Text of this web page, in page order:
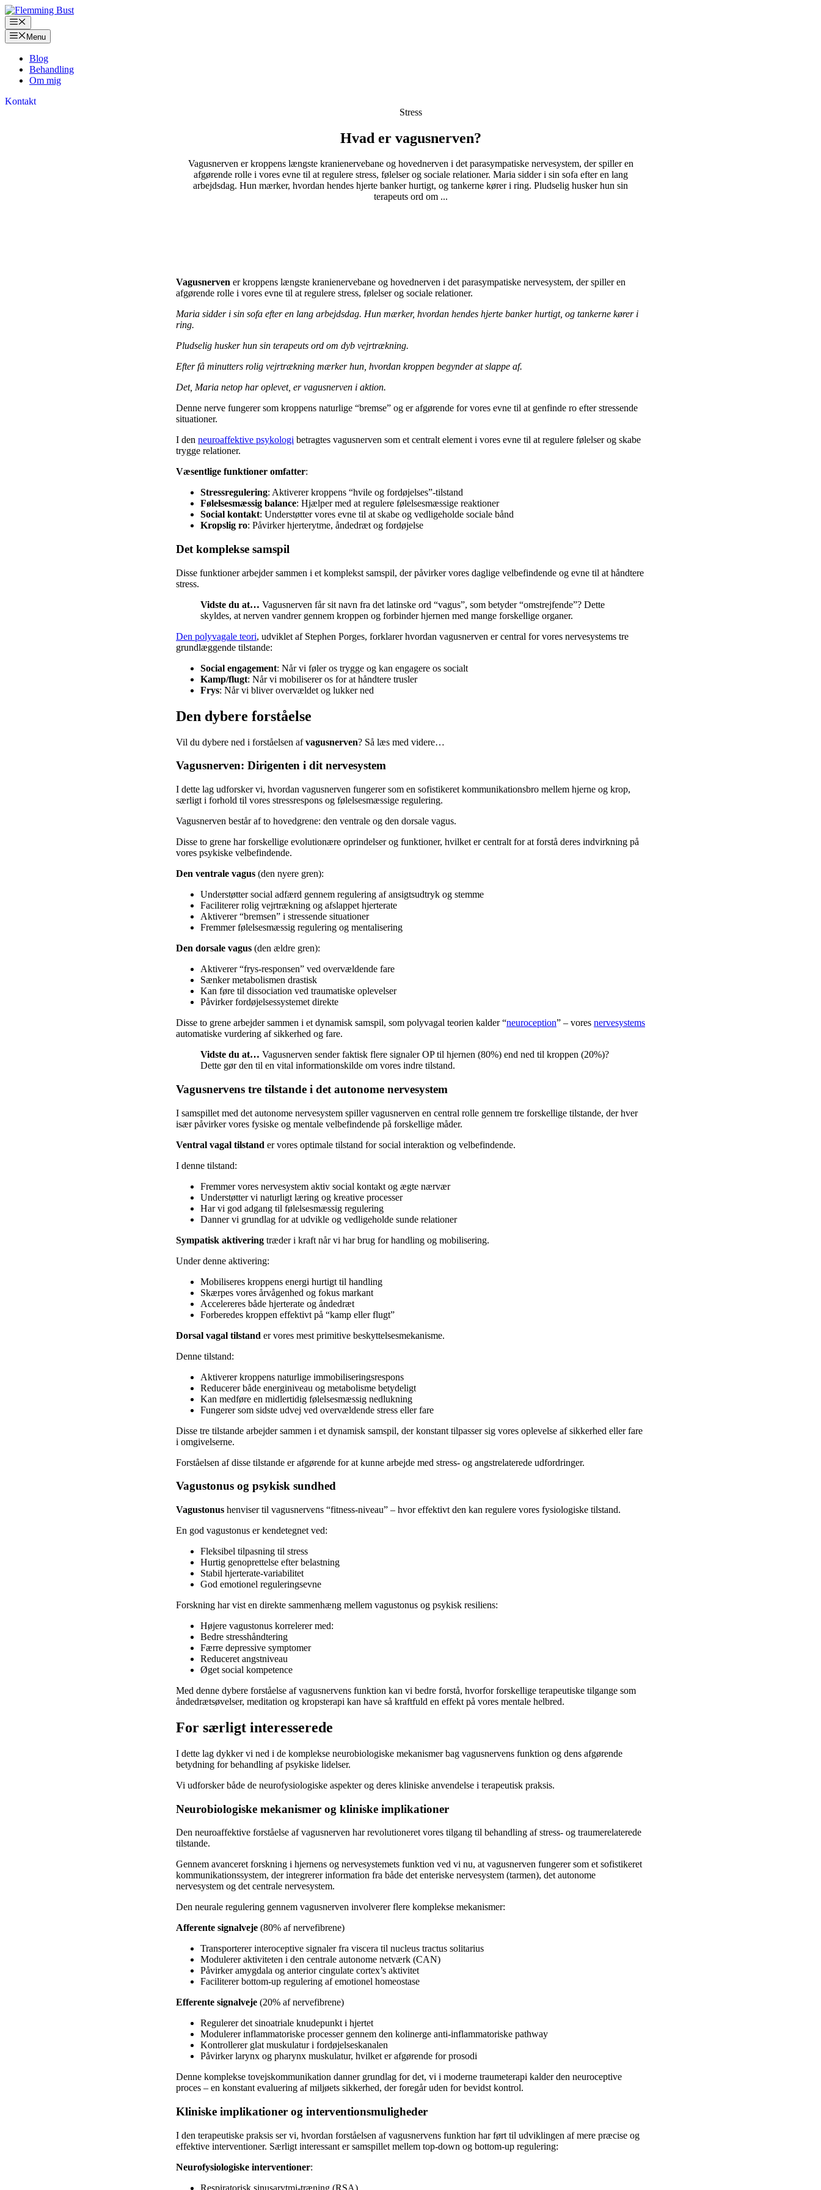
Hop
til
indhold
Menu
Menu
Blog
Behandling
Om mig
Kontakt
Stress
Hvad er vagusnerven?
Vagusnerven er kroppens længste kranienervebane og hovednerven i det parasympatiske nervesystem, der spiller en
afgørende rolle i vores evne til at regulere stress, følelser og sociale relationer. Maria sidder i sin sofa efter en lang
arbejdsdag. Hun mærker, hvordan hendes hjerte banker hurtigt, og tankerne kører i ring. Pludselig husker hun sin
terapeuts ord om ...
Vagusnerven er kroppens længste kranienervebane og hovednerven i det parasympatiske nervesystem, der spiller en
afgørende rolle i vores evne til at regulere stress, følelser og sociale relationer.
Maria sidder i sin sofa efter en lang arbejdsdag. Hun mærker, hvordan hendes hjerte banker hurtigt, og tankerne kører i
ring.
Pludselig husker hun sin terapeuts ord om dyb vejrtrækning.
Efter få minutters rolig vejrtrækning mærker hun, hvordan kroppen begynder at slappe af.
Det, Maria netop har oplevet, er vagusnerven i aktion.
Denne nerve fungerer som kroppens naturlige “bremse” og er afgørende for vores evne til at genfinde ro efter stressende
situationer.
I den neuroaffektive psykologi betragtes vagusnerven som et centralt element i vores evne til at regulere følelser og skabe
trygge relationer.
Væsentlige funktioner omfatter:
Stressregulering: Aktiverer kroppens “hvile og fordøjelses”-tilstand
Følelsesmæssig balance: Hjælper med at regulere følelsesmæssige reaktioner
Social kontakt: Understøtter vores evne til at skabe og vedligeholde sociale bånd
Kropslig ro: Påvirker hjerterytme, åndedræt og fordøjelse
Det komplekse samspil
Disse funktioner arbejder sammen i et komplekst samspil, der påvirker vores daglige velbefindende og evne til at håndtere
stress.
Vidste du at… Vagusnerven får sit navn fra det latinske ord “vagus”, som betyder “omstrejfende”? Dette
skyldes, at nerven vandrer gennem kroppen og forbinder hjernen med mange forskellige organer.
Den polyvagale teori, udviklet af Stephen Porges, forklarer hvordan vagusnerven er central for vores nervesystems tre
grundlæggende tilstande:
Social engagement: Når vi føler os trygge og kan engagere os socialt
Kamp/flugt: Når vi mobiliserer os for at håndtere trusler
Frys: Når vi bliver overvældet og lukker ned
Den dybere forståelse
Vil du dybere ned i forståelsen afvagusnerven? Så læs med videre…
Vagusnerven: Dirigenten i dit nervesystem
I dette lag udforsker vi, hvordan vagusnerven fungerer som en sofistikeret kommunikationsbro mellem hjerne og krop,
særligt i forhold til vores stressrespons og følelsesmæssige regulering.
Vagusnerven består af to hovedgrene: den ventrale og den dorsale vagus.
Disse to grene har forskellige evolutionære oprindelser og funktioner, hvilket er centralt for at forstå deres indvirkning på
vores psykiske velbefindende.
Den ventrale vagus (den nyere gren):
Understøtter social adfærd gennem regulering af ansigtsudtryk og stemme
Faciliterer rolig vejrtrækning og afslappet hjerterate
Aktiverer “bremsen” i stressende situationer
Fremmer følelsesmæssig regulering og mentalisering
Den dorsale vagus (den ældre gren):
Aktiverer “frys-responsen” ved overvældende fare
Sænker metabolismen drastisk
Kan føre til dissociation ved traumatiske oplevelser
Påvirker fordøjelsessystemet direkte
Disse to grene arbejder sammen i et dynamisk samspil, som polyvagal teorien kalder “neuroception” – vores nervesystems
automatiske vurdering af sikkerhed og fare.
Vidste du at… Vagusnerven sender faktisk flere signaler OP til hjernen (80%) end ned til kroppen (20%)?
Dette gør den til en vital informationskilde om vores indre tilstand.
Vagusnervens tre tilstande i det autonome nervesystem
I samspillet med det autonome nervesystem spiller vagusnerven en central rolle gennem tre forskellige tilstande, der hver
især påvirker vores fysiske og mentale velbefindende på forskellige måder.
Ventral vagal tilstand er vores optimale tilstand for social interaktion og velbefindende.
I denne tilstand:
Fremmer vores nervesystem aktiv social kontakt og ægte nærvær
Understøtter vi naturligt læring og kreative processer
Har vi god adgang til følelsesmæssig regulering
Danner vi grundlag for at udvikle og vedligeholde sunde relationer
Sympatisk aktivering træder i kraft når vi har brug for handling og mobilisering.
Under denne aktivering:
Mobiliseres kroppens energi hurtigt til handling
Skærpes vores årvågenhed og fokus markant
Accelereres både hjerterate og åndedræt
Forberedes kroppen effektivt på “kamp eller flugt”
Dorsal vagal tilstand er vores mest primitive beskyttelsesmekanisme.
Denne tilstand:
Aktiverer kroppens naturlige immobiliseringsrespons
Reducerer både energiniveau og metabolisme betydeligt
Kan medføre en midlertidig følelsesmæssig nedlukning
Fungerer som sidste udvej ved overvældende stress eller fare
Disse tre tilstande arbejder sammen i et dynamisk samspil, der konstant tilpasser sig vores oplevelse af sikkerhed eller fare
i omgivelserne.
Forståelsen af disse tilstande er afgørende for at kunne arbejde med stress- og angstrelaterede udfordringer.
Vagustonus og psykisk sundhed
Vagustonus henviser til vagusnervens “fitness-niveau” – hvor effektivt den kan regulere vores fysiologiske tilstand.
En god vagustonus er kendetegnet ved:
Fleksibel tilpasning til stress
Hurtig genoprettelse efter belastning
Stabil hjerterate-variabilitet
God emotionel reguleringsevne
Forskning har vist en direkte sammenhæng mellem vagustonus og psykisk resiliens:
Højere vagustonus korrelerer med:
Bedre stresshåndtering
Færre depressive symptomer
Reduceret angstniveau
Øget social kompetence
Med denne dybere forståelse af vagusnervens funktion kan vi bedre forstå, hvorfor forskellige terapeutiske tilgange som
åndedrætsøvelser, meditation og kropsterapi kan have så kraftfuld en effekt på vores mentale helbred.
For særligt interesserede
I dette lag dykker vi ned i de komplekse neurobiologiske mekanismer bag vagusnervens funktion og dens afgørende
betydning for behandling af psykiske lidelser.
Vi udforsker både de neurofysiologiske aspekter og deres kliniske anvendelse i terapeutisk praksis.
Neurobiologiske mekanismer og kliniske implikationer
Den neuroaffektive forståelse af vagusnerven har revolutioneret vores tilgang til behandling af stress- og traumerelaterede
tilstande.
Gennem avanceret forskning i hjernens og nervesystemets funktion ved vi nu, at vagusnerven fungerer som et sofistikeret
kommunikationssystem, der integrerer information fra både det enteriske nervesystem (tarmen), det autonome
nervesystem og det centrale nervesystem.
Den neurale regulering gennem vagusnerven involverer flere komplekse mekanismer:
Afferente signalveje (80% af nervefibrene)
Transporterer interoceptive signaler fra viscera til nucleus tractus solitarius
Modulerer aktiviteten i den centrale autonome netværk (CAN)
Påvirker amygdala og anterior cingulate cortex’s aktivitet
Faciliterer bottom-up regulering af emotionel homeostase
Efferente signalveje (20% af nervefibrene)
Regulerer det sinoatriale knudepunkt i hjertet
Modulerer inflammatoriske processer gennem den kolinerge anti-inflammatoriske pathway
Kontrollerer glat muskulatur i fordøjelseskanalen
Påvirker larynx og pharynx muskulatur, hvilket er afgørende for prosodi
Denne komplekse tovejskommunikation danner grundlag for det, vi i moderne traumeterapi kalder den neuroceptive
proces – en konstant evaluering af miljøets sikkerhed, der foregår uden for bevidst kontrol.
Kliniske implikationer og interventionsmuligheder
I den terapeutiske praksis ser vi, hvordan forståelsen af vagusnervens funktion har ført til udviklingen af mere præcise og
effektive interventioner. Særligt interessant er samspillet mellem top-down og bottom-up regulering:
Neurofysiologiske interventioner:
Respiratorisk sinusarytmi-træning (RSA)